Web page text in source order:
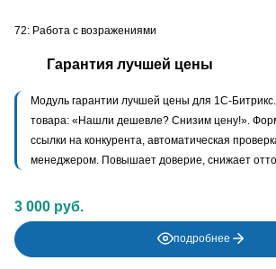
72: Работа с возражениями
Гарантия лучшей цены
Модуль гарантии лучшей цены для 1С-
товара: «Нашли дешевле? Снизим цену!».
ссылки на конкурента, автоматическая
менеджером. Повышает доверие, снижает
3 000 руб.
подробнее